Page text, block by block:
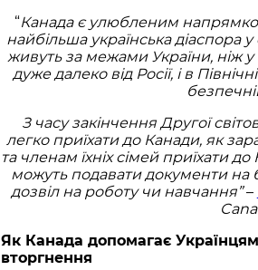
“Канада є улюбленим
найбільша українська діаспора у
живуть за межами України, ніж у
дуже далеко від Росії, і в
З часу закінчення Другої
легко приїхати до Канади, як
та членам їхніх сімей приїхати
можуть подавати документи на
дозвіл на роботу чи навчання”–
Як Канада допомагає
вторгнення